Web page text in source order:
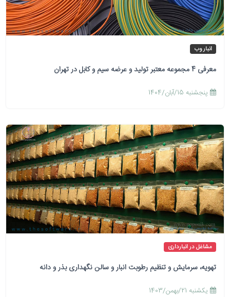
انبار وب
معرفی 4 مجموعه معتبر تولید و عرضه سیم و کابل در تهران
پنجشنبه 15/آبان/1404
مشاغل در انبارداری
تهویه، سرمایش و تنظیم رطوبت انبار و سالن نگهداری بذر و دانه
يكشنبه 21/بهمن/1403